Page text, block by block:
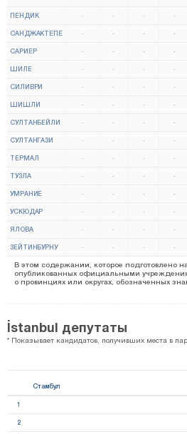
ПЕНДИК - - - -
САНДЖАКТЕПЕ - - - -
САРИЕР - - - -
ШИЛЕ - - - -
СИЛИВРИ - - - -
ШИШЛИ - - - -
СУЛТАНБЕЙЛИ - - - -
СУЛТАНГАЗИ - - - -
ТЕРМАЛ - - - -
ТУЗЛА - - - -
УМРАНИЕ - - - -
УСКЮДАР - - - -
ЯЛОВА - - - -
ЗЕЙТИНБУРНУ - - - -
В этом содержании, которое подготовлено на
опубликованных официальными
о провинциях или округах, обозначенных
İstanbul депутаты
* Показывает кандидатов, получивших места в
Стамбул
1
2